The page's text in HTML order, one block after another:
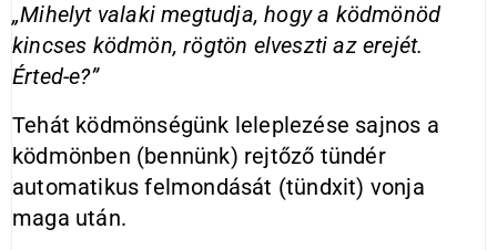
„Mihelyt valaki megtudja, hogy a ködmönöd
kincses ködmön, rögtön elveszti az erejét.
Érted-e?”
Tehát ködmönségünk leleplezése sajnos a
ködmönben (bennünk) rejtőző tündér
automatikus felmondását (tündxit) vonja
maga után.